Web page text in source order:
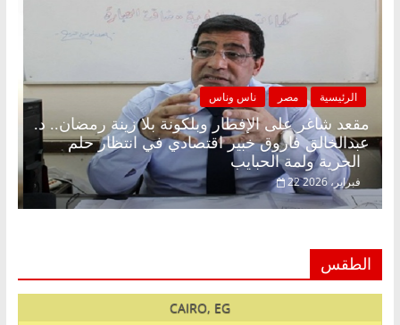
الرئيسية مصر ناس وناس
مقعد شاغر على الإفطار وبلكونة بلا زينة رمضان.. د.
عبدالخالق فاروق خبير اقتصادي في انتظار حلم
الحرية ولمة الحبايب
22 فبراير، 2026
الطقس
CAIRO, EG